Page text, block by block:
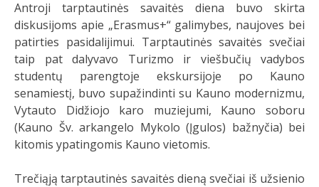
Antroji tarptautinės savaitės diena buvo skirta
diskusijoms apie „Erasmus+“ galimybes, naujoves bei
patirties pasidalijimui. Tarptautinės savaitės svečiai
taip pat dalyvavo Turizmo ir viešbučių vadybos
studentų parengtoje ekskursijoje po Kauno
senamiestį, buvo supažindinti su Kauno modernizmu,
Vytauto Didžiojo karo muziejumi, Kauno soboru
(Kauno Šv. arkangelo Mykolo (Įgulos) bažnyčia) bei
kitomis ypatingomis Kauno vietomis.
Trečiąją tarptautinės savaitės dieną svečiai iš užsienio